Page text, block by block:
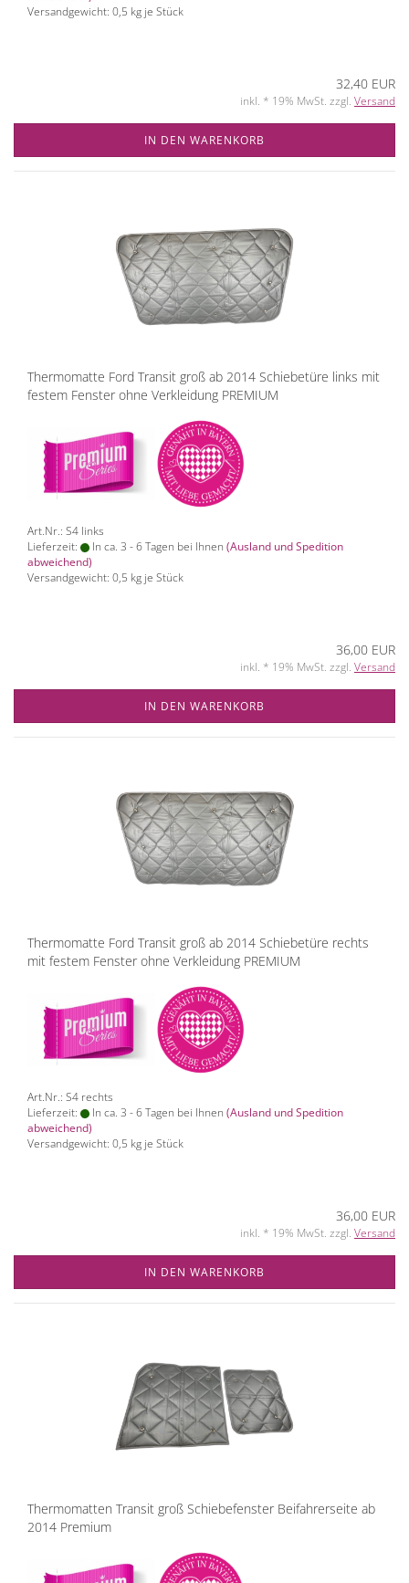
Versandgewicht: 0,5 kg je Stück
32,40 EUR
inkl. * 19% MwSt. zzgl. Versand
IN DEN WARENKORB
Thermomatte Ford Transit groß ab 2014 Schiebetüre links mit
festem Fenster ohne Verkleidung PREMIUM
Art.Nr.: S4 links
Lieferzeit:
In ca. 3 - 6 Tagen bei Ihnen (Ausland und Spedition
abweichend)
Versandgewicht: 0,5 kg je Stück
36,00 EUR
inkl. * 19% MwSt. zzgl. Versand
IN DEN WARENKORB
Thermomatte Ford Transit groß ab 2014 Schiebetüre rechts
mit festem Fenster ohne Verkleidung PREMIUM
Art.Nr.: S4 rechts
Lieferzeit:
In ca. 3 - 6 Tagen bei Ihnen (Ausland und Spedition
abweichend)
Versandgewicht: 0,5 kg je Stück
36,00 EUR
inkl. * 19% MwSt. zzgl. Versand
IN DEN WARENKORB
Thermomatten Transit groß Schiebefenster Beifahrerseite ab
2014 Premium